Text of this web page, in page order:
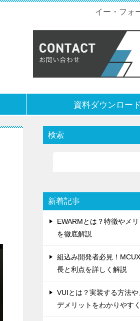
イー・フォ
資料ダウンロード
検索
新着記事
EWARMとは？特徴やメ
を徹底解説
組込み開発者必見！
長と利点を詳しく解説
VUIとは？実装する方法や
デメリットをわかりやす